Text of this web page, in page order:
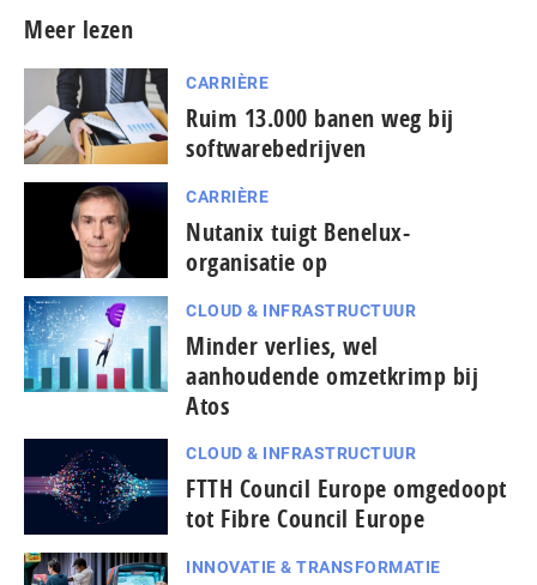
Meer lezen
CARRIÈRE
Ruim 13.000 banen weg bij
softwarebedrijven
CARRIÈRE
Nutanix tuigt Benelux-
organisatie op
CLOUD & INFRASTRUCTUUR
Minder verlies, wel
aanhoudende omzetkrimp bij
Atos
CLOUD & INFRASTRUCTUUR
FTTH Council Europe omgedoopt
tot Fibre Council Europe
INNOVATIE & TRANSFORMATIE